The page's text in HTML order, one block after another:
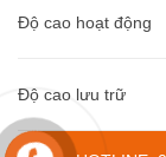
Độ cao hoạt động
Độ cao lưu trữ